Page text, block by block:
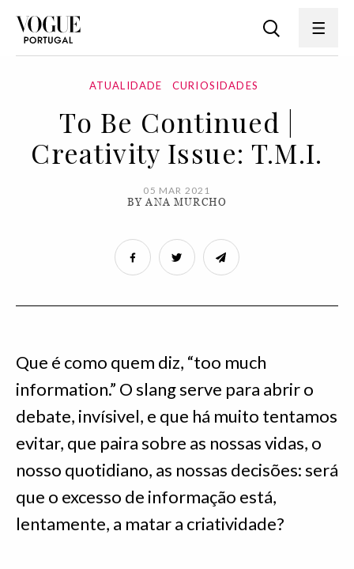
ATUALIDADE CURIOSIDADES
To Be Continued |
Creativity Issue: T.M.I.
05 MAR 2021
BY ANA MURCHO
Que é como quem diz, “too much
information.” O slang serve para abrir o
debate, invísivel, e que há muito tentamos
evitar, que paira sobre as nossas vidas, o
nosso quotidiano, as nossas decisões: será
que o excesso de informação está,
lentamente, a matar a criatividade?